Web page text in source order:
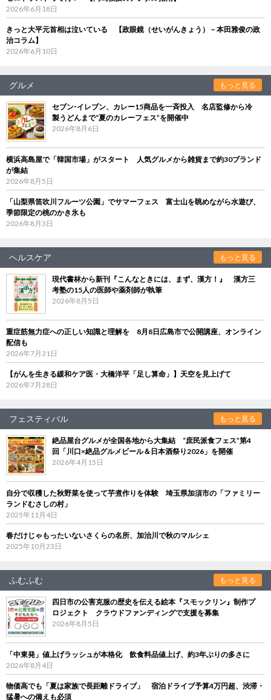
2026年6月18日
きっと大平元首相は泣いている 【政眼鏡（せいがんきょう）－本田雅俊の政
治コラム】
2026年6月10日
グルメ もっと見る
セブン‐イレブン、カレー15商品を一斉投入 名店監修から冷
製うどんまで“夏のカレーフェス”を開催中
2026年8月6日
横浜高島屋で「韓国市場」がスタート 人気グルメから雑貨まで約30ブランド
が集結
2026年8月5日
「山梨県笛吹川フルーツ公園」でサマーフェス 富士山を眺めながら水遊び、
季節限定の桃のかき氷も
2026年8月3日
ヘルスケア もっと見る
現代書林から新刊『こんなときには、まず、漢方！』 漢方三
考塾の15人の医師や薬剤師が執筆
2026年8月5日
重症筋無力症への正しい知識と理解を 8月8日広島市で公開講座、オンライン
配信も
2026年7月31日
【がんを生きる緩和ケア医・大橋洋平「足し算命」】天空を見上げて
2026年7月28日
フェスティバル もっと見る
絶品屋台グルメが全国各地から大集結 “庶民派食フェス”第4
回「川口×絶品グルメビール＆日本酒祭り2026」を開催
2026年4月15日
自分で収穫した秋野菜を使って芋煮作りを体験 埼玉県加須市の「ファミリー
ランドむさしの村」
2025年11月4日
春だけじゃもったいないさくらの名所、加治川で秋のマルシェ
2025年10月23日
ふむふむ もっと見る
四日市の公害克服の歴史を伝える絵本『スモックリン』制作プ
ロジェクト クラウドファンディングで支援を募集
2026年8月5日
「中東発」値上げラッシュが本格化 飲食料品値上げ、約3年ぶりの多さに
2026年8月4日
物価高でも「夏は家族で長距離ドライブ」 宿泊ドライブ予算4万円超、渋滞・
猛暑への備えも必須